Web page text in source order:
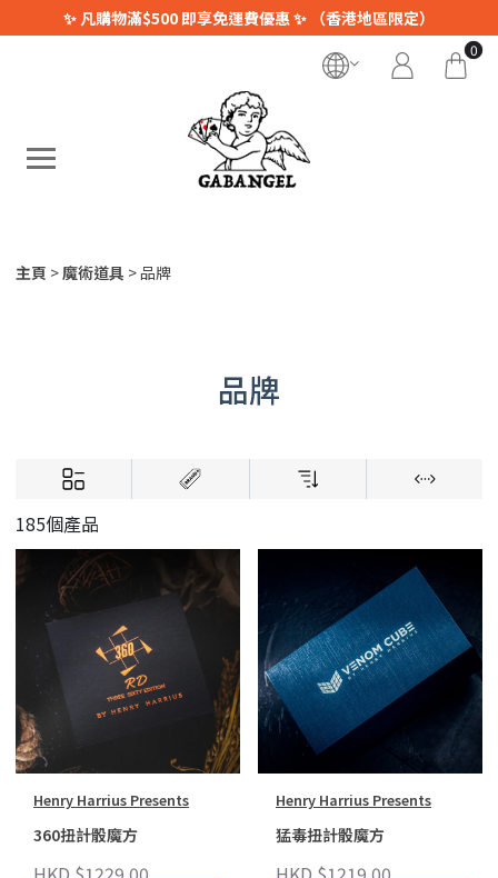
✨ 凡購物滿$500 即享免運費優惠 ✨ （香港地區限定）
0
主頁 魔術道具 品牌
品牌
185個產品
Henry Harrius Presents
360扭計骰魔方
Henry Harrius Presents
猛毒扭計骰魔方